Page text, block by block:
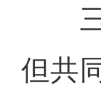
三
但共